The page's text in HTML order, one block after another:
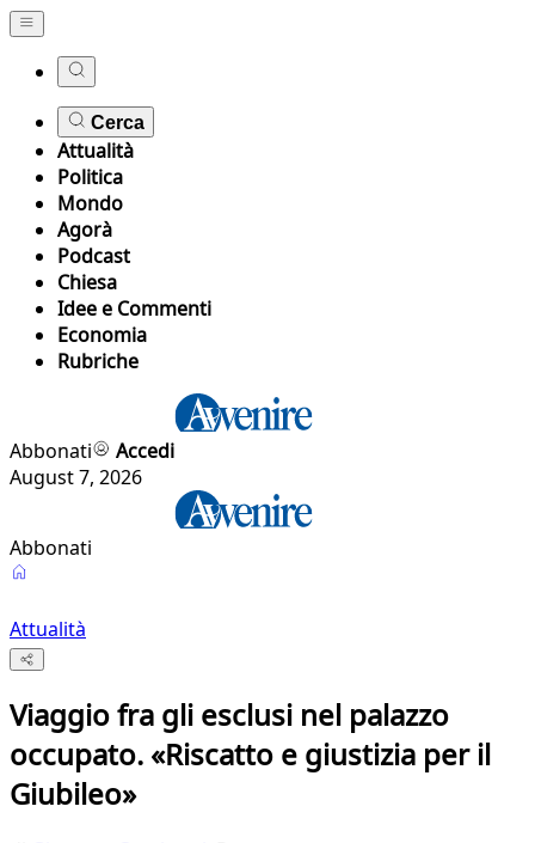
Cerca
Attualità
Politica
Mondo
Agorà
Podcast
Chiesa
Idee e Commenti
Economia
Rubriche
Abbonati
Accedi
August 7, 2026
Abbonati
Attualità
Viaggio fra gli esclusi nel palazzo
occupato. «Riscatto e giustizia per il
Giubileo»